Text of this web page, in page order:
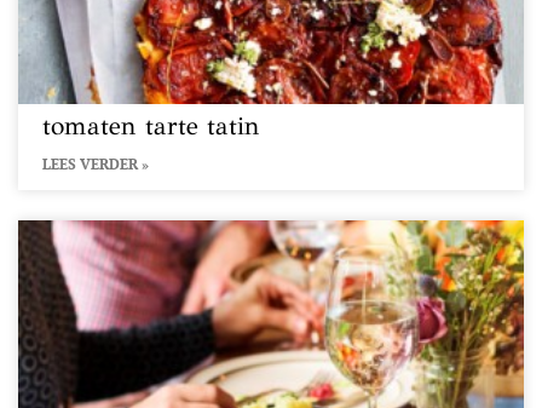
tomaten tarte tatin
LEES VERDER »